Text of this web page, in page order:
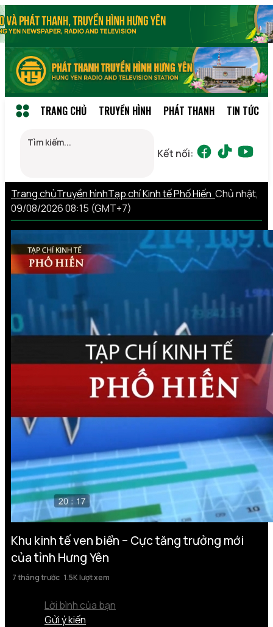
TRANG CHỦ TRUYỀN HÌNH PHÁT THANH TIN TỨC
Kết nối:
Trang chủTruyền hìnhTạp chí Kinh tế Phố Hiến Chủ nhật,
09/08/2026 08:15 (GMT+7)
Khu kinh tế ven biển – Cực tăng trưởng mới
của tỉnh Hưng Yên
7 tháng trước 1.5K lượt xem
Lời bình của bạn
Gửi ý kiến